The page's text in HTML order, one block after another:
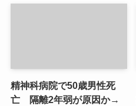
精神科病院で50歳男性死
亡 隔離2年弱が原因か→